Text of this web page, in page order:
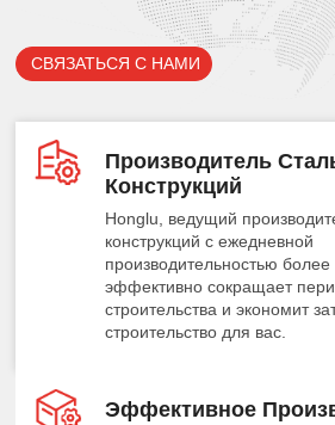
СВЯЗАТЬСЯ С НАМИ
Производитель
Конструкций
Honglu, ведущий
конструкций с ежедневной
производительностью
эффективно сокращает
строительства и экономит
строительство для вас.
Эффективное